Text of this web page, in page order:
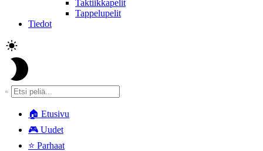
Taktiikkapelit
Tappelupelit
Tiedot
🏠 Etusivu
🎮 Uudet
⭐ Parhaat